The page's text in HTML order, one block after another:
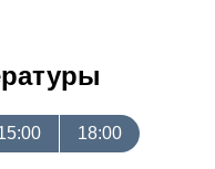
18:00